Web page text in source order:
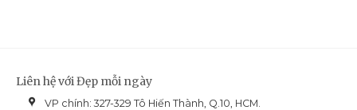
Liên hệ với Đẹp mỗi ngày
VP chính: 327-329 Tô Hiến Thành, Q.10, HCM.